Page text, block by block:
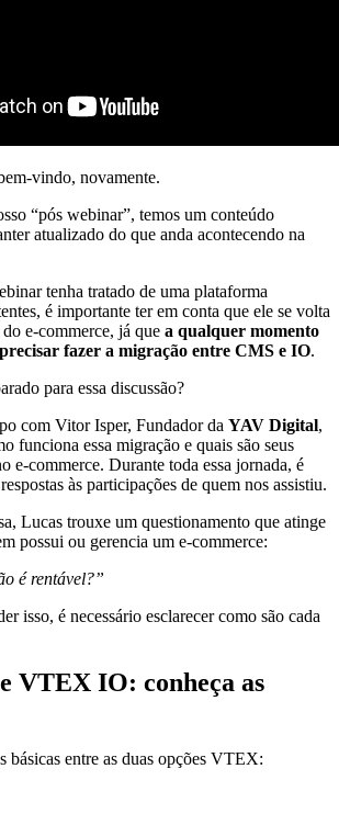
vindo, novamente.
“pós webinar”, temos um conteúdo
atualizado do que anda acontecendo na
tenha tratado de uma plataforma
é importante ter em conta que ele se volta
e-commerce, já que a qualquer momento
fazer a migração entre CMS e IO.
para essa discussão?
com Vitor Isper, Fundador da YAV Digital,
funciona essa migração e quais são seus
e-commerce. Durante toda essa jornada, é
às participações de quem nos assistiu.
Lucas trouxe um questionamento que atinge
possui ou gerencia um e-commerce:
é rentável?”
isso, é necessário esclarecer como são cada
VTEX IO: conheça as
básicas entre as duas opções VTEX: